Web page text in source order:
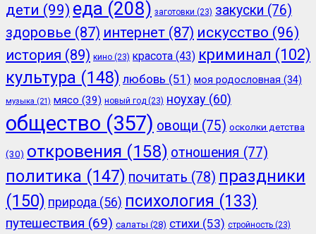
дети (99) еда (208) заготовки (23) закуски (76)
здоровье (87) интернет (87) искусство (96)
история (89) кино (23) красота (43) криминал (102)
культура (148) любовь (51) моя родословная (34)
музыка (21) мясо (39) новый год (23) ноухау (60)
общество (357) овощи (75) осколки детства
(30) откровения (158) отношения (77)
политика (147) почитать (78) праздники
(150) природа (56) психология (133)
путешествия (69) салаты (28) стихи (53) стройность (23)